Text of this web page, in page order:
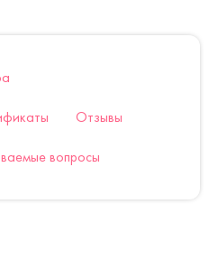
Отзывы
вопросы